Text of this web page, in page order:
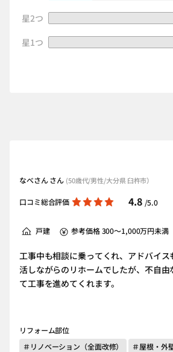
星2つ
星1つ
なべさん さん (50歳代/男性/大分県 臼杵市）
口コミ総合評価 4.8 /5.0
戸建 参考価格 300～1,000万円未満
工事中も相談に乗ってくれ、アドバイ
活しながらのリホームでしたが、不自由
て工事を進めてくれます。
リフォーム部位
＃リノベーション（全面改修）
＃屋根・外